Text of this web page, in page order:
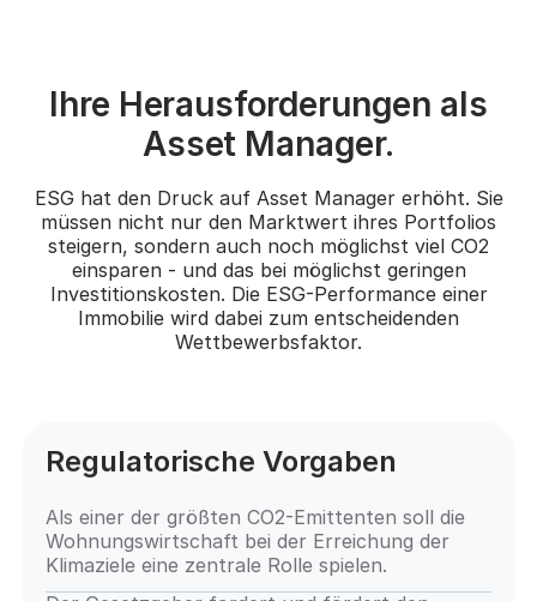
Ihre Herausforderungen als
Asset Manager.
ESG hat den Druck auf Asset Manager erhöht. Sie
müssen nicht nur den Marktwert ihres Portfolios
steigern, sondern auch noch möglichst viel CO2
einsparen - und das bei möglichst geringen
Investitionskosten. Die ESG-Performance einer
Immobilie wird dabei zum entscheidenden
Wettbewerbsfaktor.
Regulatorische Vorgaben
Als einer der größten CO2-Emittenten soll die
Wohnungswirtschaft bei der Erreichung der
Klimaziele eine zentrale Rolle spielen.